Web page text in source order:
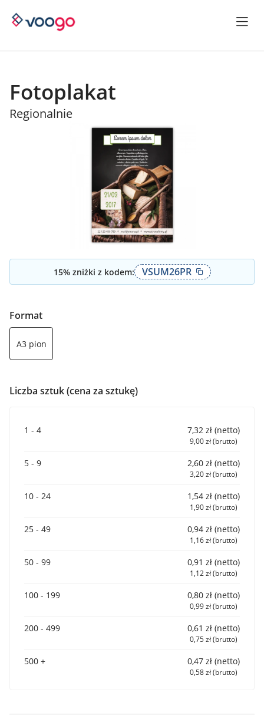
Fotoplakat
Regionalnie
15% zniżki z kodem: VSUM26PR
Format
A3 pion
Liczba sztuk (cena za sztukę)
1 - 4 7,32 zł (netto)
9,00 zł (brutto)
5 - 9 2,60 zł (netto)
3,20 zł (brutto)
10 - 24 1,54 zł (netto)
1,90 zł (brutto)
25 - 49 0,94 zł (netto)
1,16 zł (brutto)
50 - 99 0,91 zł (netto)
1,12 zł (brutto)
100 - 199 0,80 zł (netto)
0,99 zł (brutto)
200 - 499 0,61 zł (netto)
0,75 zł (brutto)
500 + 0,47 zł (netto)
0,58 zł (brutto)